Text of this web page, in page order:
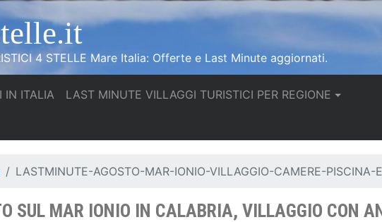
4 STELLE Mare Italia: Offerte e Last Minute aggiornati.
IN ITALIA (current)
LAST MINUTE VILLAGGI TURISTICI PER REGIONE
LASTMINUTE-AGOSTO-MAR-IONIO-VILLAGGIO-CAMERE-PISCINA-
SUL MAR IONIO IN CALABRIA, VILLAGGIO CON